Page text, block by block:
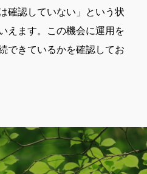
確認していない」という状
えます。この機会に運用を
できているかを確認してお